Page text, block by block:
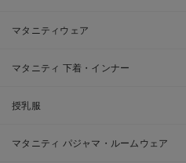
マタニティウェア
マタニティ 下着・インナー
授乳服
マタニティ パジャマ・ルームウェア